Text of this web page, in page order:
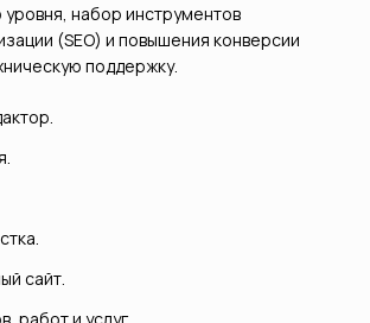
уровня, набор инструментов
(SEO) и повышения конверсии
поддержку.
сайт.